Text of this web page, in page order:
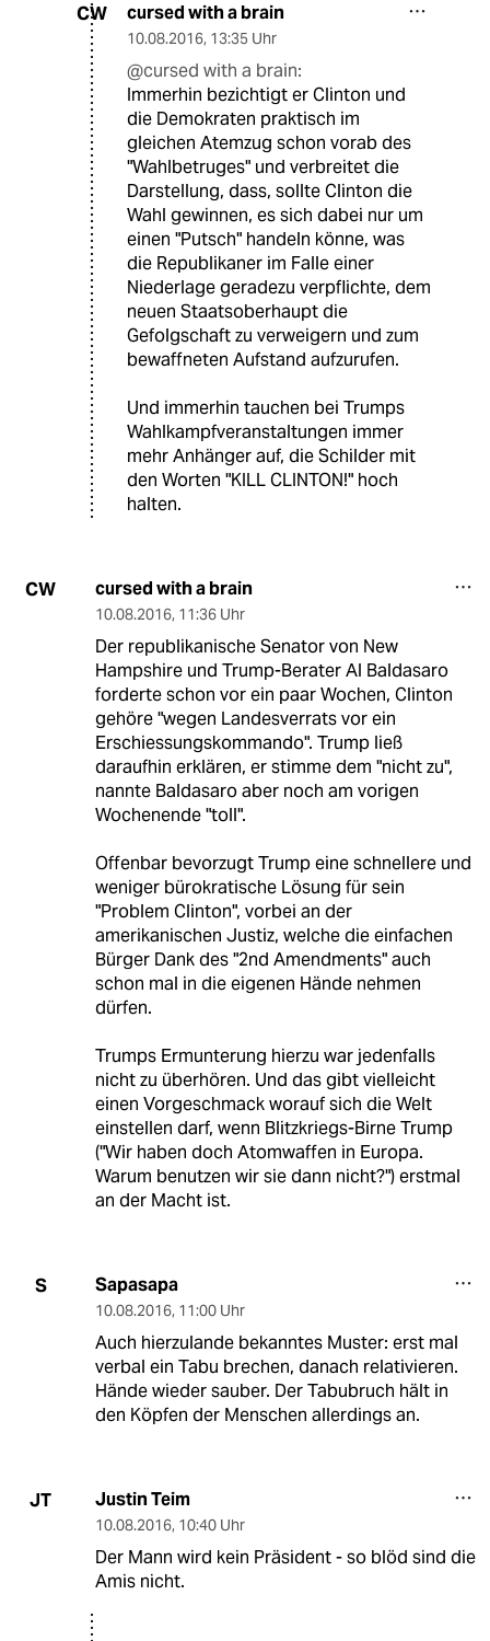
CW cursed with a brain
10.08.2016, 13:35 Uhr
@cursed with a brain:
Immerhin bezichtigt er Clinton und
die Demokraten praktisch im
gleichen Atemzug schon vorab des
"Wahlbetruges" und verbreitet die
Darstellung, dass, sollte Clinton die
Wahl gewinnen, es sich dabei nur um
einen "Putsch" handeln könne, was
die Republikaner im Falle einer
Niederlage geradezu verpflichte, dem
neuen Staatsoberhaupt die
Gefolgschaft zu verweigern und zum
bewaffneten Aufstand aufzurufen.
Und immerhin tauchen bei Trumps
Wahlkampfveranstaltungen immer
mehr Anhänger auf, die Schilder mit
den Worten "KILL CLINTON!" hoch
halten.
CW cursed with a brain
10.08.2016, 11:36 Uhr
Der republikanische Senator von New
Hampshire und Trump-Berater Al Baldasaro
forderte schon vor ein paar Wochen, Clinton
gehöre "wegen Landesverrats vor ein
Erschiessungskommando". Trump ließ
daraufhin erklären, er stimme dem "nicht zu",
nannte Baldasaro aber noch am vorigen
Wochenende "toll".
Offenbar bevorzugt Trump eine schnellere und
weniger bürokratische Lösung für sein
"Problem Clinton", vorbei an der
amerikanischen Justiz, welche die einfachen
Bürger Dank des "2nd Amendments" auch
schon mal in die eigenen Hände nehmen
dürfen.
Trumps Ermunterung hierzu war jedenfalls
nicht zu überhören. Und das gibt vielleicht
einen Vorgeschmack worauf sich die Welt
einstellen darf, wenn Blitzkriegs-Birne Trump
("Wir haben doch Atomwaffen in Europa.
Warum benutzen wir sie dann nicht?") erstmal
an der Macht ist.
S Sapasapa
10.08.2016, 11:00 Uhr
Auch hierzulande bekanntes Muster: erst mal
verbal ein Tabu brechen, danach relativieren.
Hände wieder sauber. Der Tabubruch hält in
den Köpfen der Menschen allerdings an.
JT Justin Teim
10.08.2016, 10:40 Uhr
Der Mann wird kein Präsident - so blöd sind die
Amis nicht.